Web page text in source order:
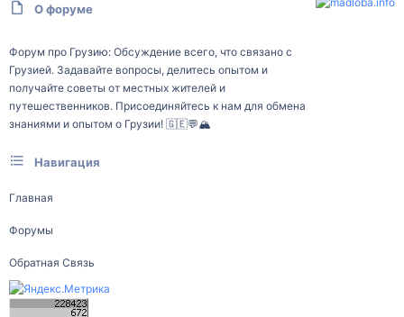
О форуме
Форум про Грузию: Обсуждение всего, что связано с
Грузией. Задавайте вопросы, делитесь опытом и
получайте советы от местных жителей и
путешественников. Присоединяйтесь к нам для обмена
знаниями и опытом о Грузии! 🇬🇪💬🏔️
Навигация
Главная
Форумы
Обратная Связь